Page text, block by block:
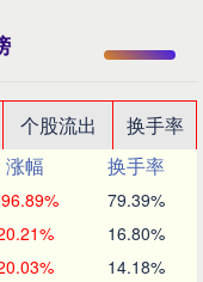
个股流出
换手率
涨幅
换手率
79.39%
16.80%
14.18%